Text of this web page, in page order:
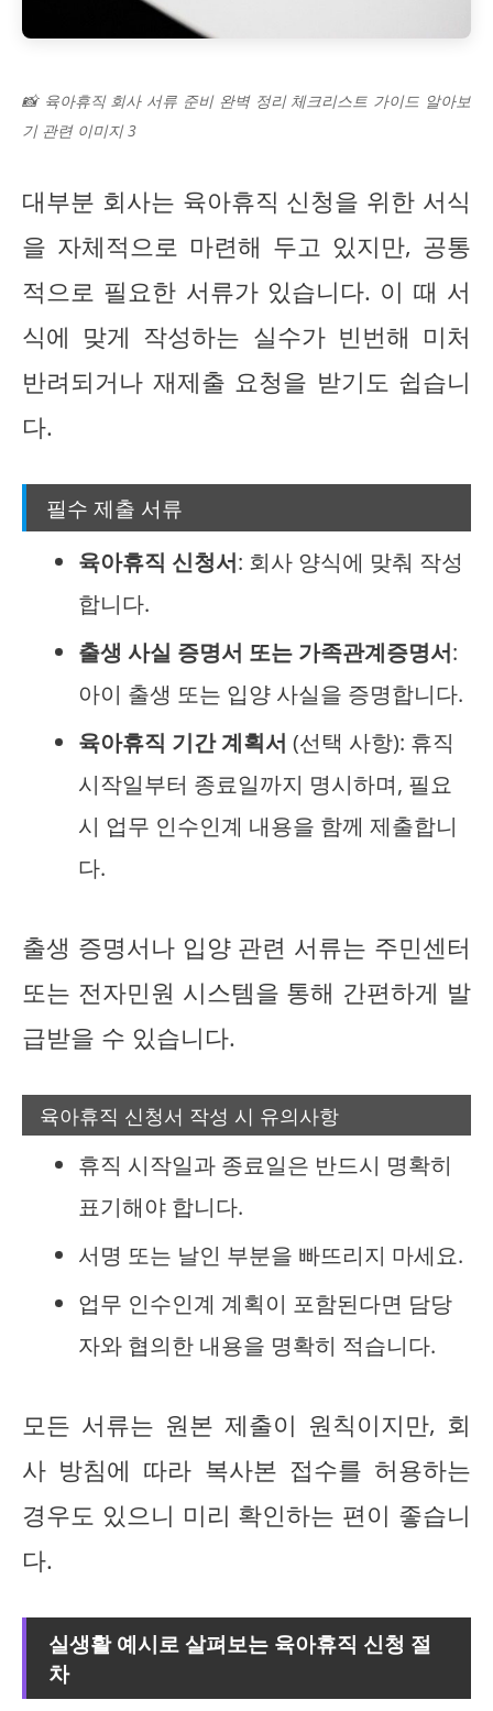
📸 육아휴직 회사 서류 준비 완벽 정리 체크리스트 가이드 알아보
기 관련 이미지 3
대부분 회사는 육아휴직 신청을 위한 서식
을 자체적으로 마련해 두고 있지만, 공통
적으로 필요한 서류가 있습니다. 이 때 서
식에 맞게 작성하는 실수가 빈번해 미처
반려되거나 재제출 요청을 받기도 쉽습니
다.
필수 제출 서류
육아휴직 신청서: 회사 양식에 맞춰 작성
합니다.
출생 사실 증명서 또는 가족관계증명서:
아이 출생 또는 입양 사실을 증명합니다.
육아휴직 기간 계획서 (선택 사항): 휴직
시작일부터 종료일까지 명시하며, 필요
시 업무 인수인계 내용을 함께 제출합니
다.
출생 증명서나 입양 관련 서류는 주민센터
또는 전자민원 시스템을 통해 간편하게 발
급받을 수 있습니다.
육아휴직 신청서 작성 시 유의사항
휴직 시작일과 종료일은 반드시 명확히
표기해야 합니다.
서명 또는 날인 부분을 빠뜨리지 마세요.
업무 인수인계 계획이 포함된다면 담당
자와 협의한 내용을 명확히 적습니다.
모든 서류는 원본 제출이 원칙이지만, 회
사 방침에 따라 복사본 접수를 허용하는
경우도 있으니 미리 확인하는 편이 좋습니
다.
실생활 예시로 살펴보는 육아휴직 신청 절
차